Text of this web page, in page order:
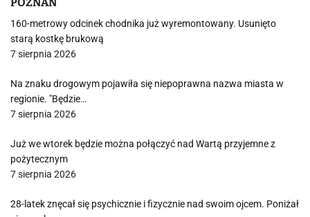
160-metrowy odcinek chodnika już wyremontowany. Usunięto
starą kostkę brukową
7 sierpnia 2026
Na znaku drogowym pojawiła się niepoprawna nazwa miasta w
regionie. "Będzie…
7 sierpnia 2026
Już we wtorek będzie można połączyć nad Wartą przyjemne z
pożytecznym
7 sierpnia 2026
28-latek znęcał się psychicznie i fizycznie nad swoim ojcem. Poniżał